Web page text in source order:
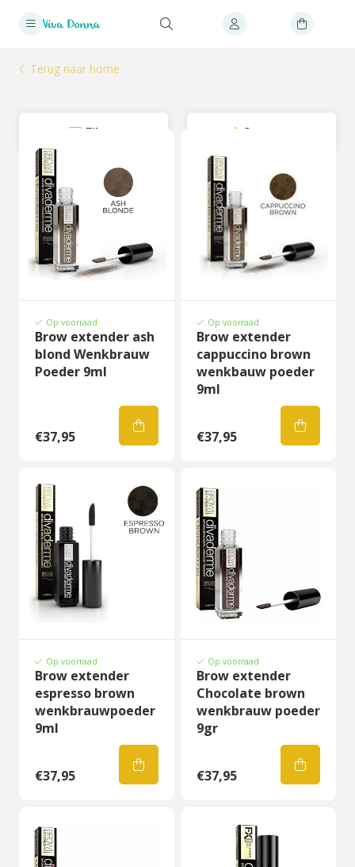
Terug naar home
Filter Sorteer
Op voorraad
Brow extender ash
blond Wenkbrauw
Poeder 9ml
€37,95
Op voorraad
Brow extender
cappuccino brown
wenkbauw poeder
9ml
€37,95
Op voorraad
Brow extender
espresso brown
wenkbrauwpoeder
9ml
€37,95
Op voorraad
Brow extender
Chocolate brown
wenkbrauw poeder
9gr
€37,95